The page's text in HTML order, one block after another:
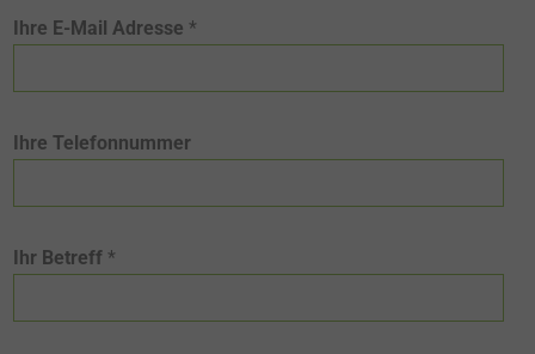
Ihre E-Mail Adresse *
Ihre Telefonnummer
Ihr Betreff *